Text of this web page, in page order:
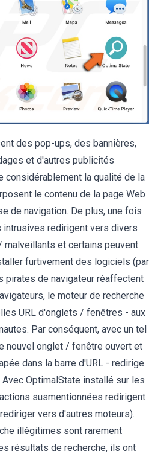
des pop-ups, des bannières,
et d'autres publicités
considérablement la qualité de la
le contenu de la page Web
de navigation. De plus, une fois
redirigent vers divers
et certains peuvent
furtivement des logiciels (par
pirates de navigateur réaffectent
le moteur de recherche
URL d'onglets / fenêtres - aux
Par conséquent, avec un tel
nouvel onglet / fenêtre ouvert et
dans la barre d'URL - redirige
OptimalState installé sur les
susmentionnées redirigent
vers d'autres moteurs).
illégitimes sont rarement
résultats de recherche, ils ont